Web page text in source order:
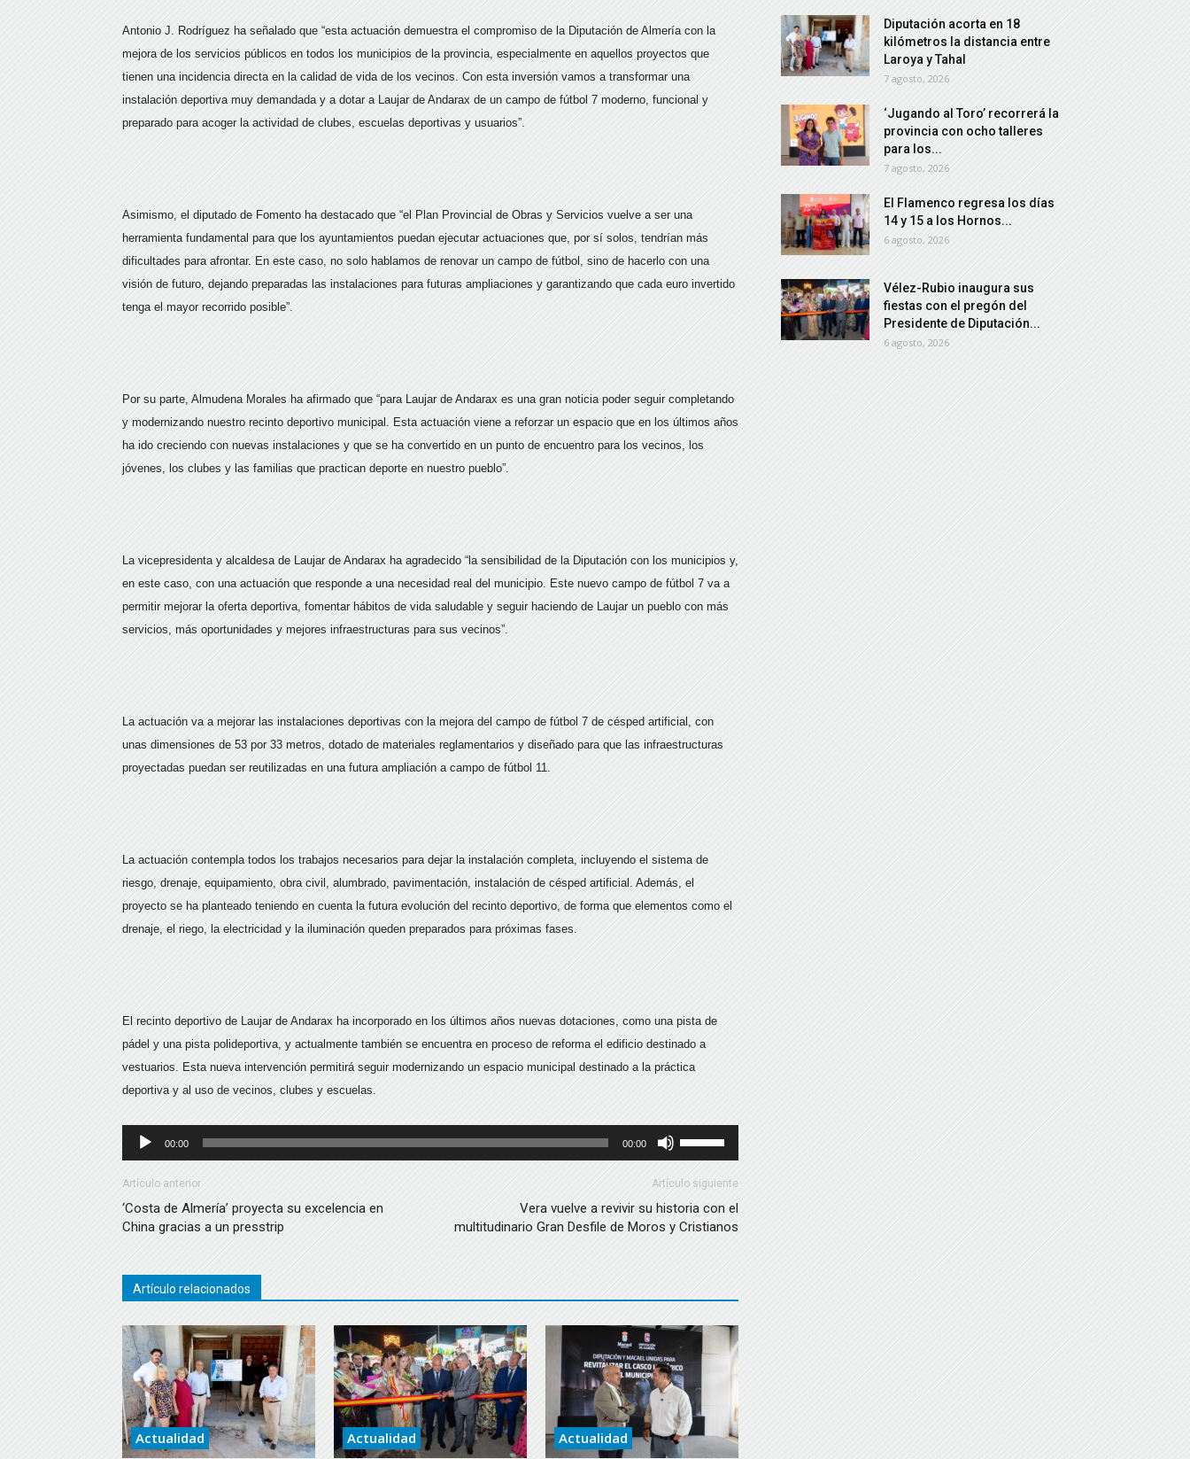
Antonio J. Rodríguez ha señalado que “esta actuación demuestra el compromiso de la Diputación de Almería con la
mejora de los servicios públicos en todos los municipios de la provincia, especialmente en aquellos proyectos que
tienen una incidencia directa en la calidad de vida de los vecinos. Con esta inversión vamos a transformar una
instalación deportiva muy demandada y a dotar a Laujar de Andarax de un campo de fútbol 7 moderno, funcional y
preparado para acoger la actividad de clubes, escuelas deportivas y usuarios”.
Asimismo, el diputado de Fomento ha destacado que “el Plan Provincial de Obras y Servicios vuelve a ser una
herramienta fundamental para que los ayuntamientos puedan ejecutar actuaciones que, por sí solos, tendrían más
dificultades para afrontar. En este caso, no solo hablamos de renovar un campo de fútbol, sino de hacerlo con una
visión de futuro, dejando preparadas las instalaciones para futuras ampliaciones y garantizando que cada euro invertido
tenga el mayor recorrido posible”.
Por su parte, Almudena Morales ha afirmado que “para Laujar de Andarax es una gran noticia poder seguir completando
y modernizando nuestro recinto deportivo municipal. Esta actuación viene a reforzar un espacio que en los últimos años
ha ido creciendo con nuevas instalaciones y que se ha convertido en un punto de encuentro para los vecinos, los
jóvenes, los clubes y las familias que practican deporte en nuestro pueblo”.
La vicepresidenta y alcaldesa de Laujar de Andarax ha agradecido “la sensibilidad de la Diputación con los municipios y,
en este caso, con una actuación que responde a una necesidad real del municipio. Este nuevo campo de fútbol 7 va a
permitir mejorar la oferta deportiva, fomentar hábitos de vida saludable y seguir haciendo de Laujar un pueblo con más
servicios, más oportunidades y mejores infraestructuras para sus vecinos”.
La actuación va a mejorar las instalaciones deportivas con la mejora del campo de fútbol 7 de césped artificial, con
unas dimensiones de 53 por 33 metros, dotado de materiales reglamentarios y diseñado para que las infraestructuras
proyectadas puedan ser reutilizadas en una futura ampliación a campo de fútbol 11.
La actuación contempla todos los trabajos necesarios para dejar la instalación completa, incluyendo el sistema de
riesgo, drenaje, equipamiento, obra civil, alumbrado, pavimentación, instalación de césped artificial. Además, el
proyecto se ha planteado teniendo en cuenta la futura evolución del recinto deportivo, de forma que elementos como el
drenaje, el riego, la electricidad y la iluminación queden preparados para próximas fases.
El recinto deportivo de Laujar de Andarax ha incorporado en los últimos años nuevas dotaciones, como una pista de
pádel y una pista polideportiva, y actualmente también se encuentra en proceso de reforma el edificio destinado a
vestuarios. Esta nueva intervención permitirá seguir modernizando un espacio municipal destinado a la práctica
deportiva y al uso de vecinos, clubes y escuelas.
Reproductor
de
audio
00:00 00:00
las
teclas
de
flecha
aumentar
el
volumen.
Artículo anterior
‘Costa de Almería’ proyecta su excelencia en
China gracias a un presstrip
Artículo siguiente
Vera vuelve a revivir su historia con el
multitudinario Gran Desfile de Moros y Cristianos
Artículo relacionados
Actualidad Actualidad Actualidad
Diputación acorta en 18
kilómetros la distancia entre
Laroya y Tahal
7 agosto, 2026
‘Jugando al Toro’ recorrerá la
provincia con ocho talleres
para los...
7 agosto, 2026
El Flamenco regresa los días
14 y 15 a los Hornos...
6 agosto, 2026
Vélez-Rubio inaugura sus
fiestas con el pregón del
Presidente de Diputación...
6 agosto, 2026